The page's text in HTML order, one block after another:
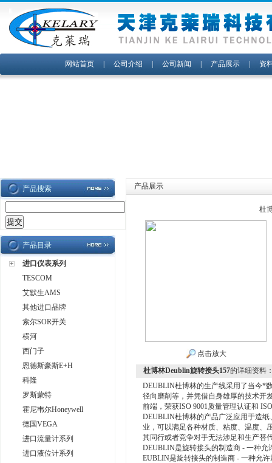
网站首页 公司介绍 公司新闻 产品展示 资
产品搜索
产品目录
进口仪表系列
TESCOM
艾默生AMS
其他进口品牌
索尔SOR开关
横河
西门子
恩德斯豪斯E+H
科隆
罗斯蒙特
霍尼韦尔Honeywell
德国VEGA
进口流量计系列
进口液位计系列
产品展示
杜
点击放大
杜博林Deublin旋转接头157的详细资料
DEUBLIN杜博林的生产线采用了当今*
径向磨削等，并凭借自身雄厚的技术开
前端，荣获ISO 9001质量管理认证和
DEUBLIN杜博林的产品广泛应用于造
业，可以满足各种材质、粘度、温度、
其同行或者竞争对手无法涉足和生产替
DEUBLIN是旋转接头的制造商 - 一种
EUBLIN是旋转接头的制造商 - 一种允